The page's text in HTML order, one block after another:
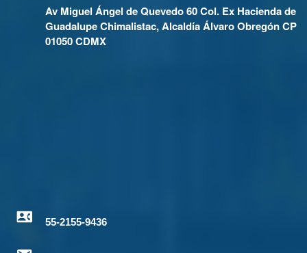
Av Miguel Ángel de Quevedo 60 Col. Ex Hacienda de
Guadalupe Chimalistac, Alcaldía Álvaro Obregón CP
01050 CDMX
55-2155-9436